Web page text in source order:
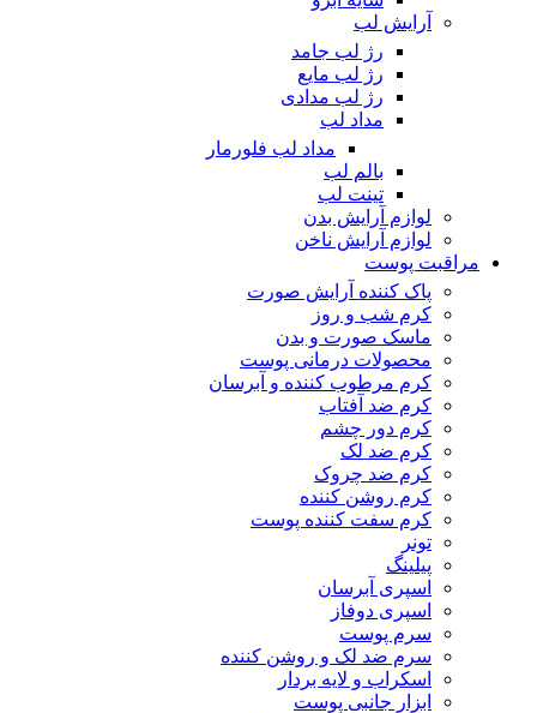
آرایش لب
رژ لب جامد
رژ لب مایع
رژ لب مدادی
مداد لب
مداد لب فلورمار
بالم لب
تینت لب
لوازم آرایش بدن
لوازم آرایش ناخن
مراقبت پوست
پاک کننده آرایش صورت
کرم شب و روز
ماسک صورت و بدن
محصولات درمانی پوست
کرم مرطوب کننده و آبرسان
کرم ضد آفتاب
کرم دور چشم
کرم ضد لک
کرم ضد چروک
کرم روشن کننده
کرم سفت کننده پوست
تونر
پیلینگ
اسپری آبرسان
اسپری دوفاز
سرم پوست
سرم ضد لک و روشن کننده
اسکراب و لایه بردار
ابزار جانبی پوست